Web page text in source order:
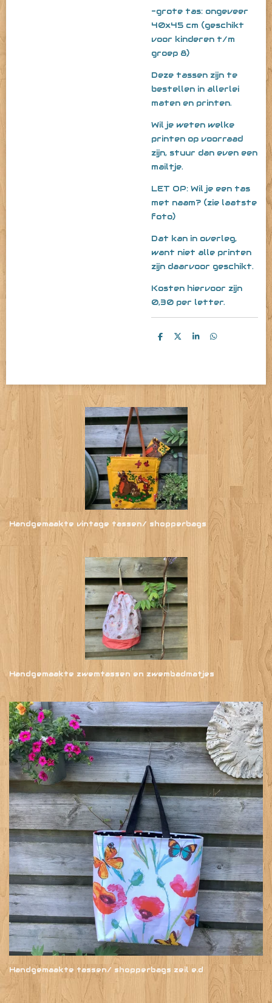
-grote tas: ongeveer
40x45 cm (geschikt
voor kinderen t/m
groep 8)
Deze tassen zijn te
bestellen in allerlei
maten en printen.
Wil je weten welke
printen op voorraad
zijn, stuur dan even een
mailtje.
LET OP: Wil je een tas
met naam? (zie laatste
foto)
Dat kan in overleg,
want niet alle printen
zijn daarvoor geschikt.
Kosten hiervoor zijn
0,30 per letter.
D
D
S
D
Handgemaakte vintage tassen/ shopperbags
Handgemaakte zwemtassen en zwembadmatjes
Handgemaakte tassen/ shopperbags zeil e.d